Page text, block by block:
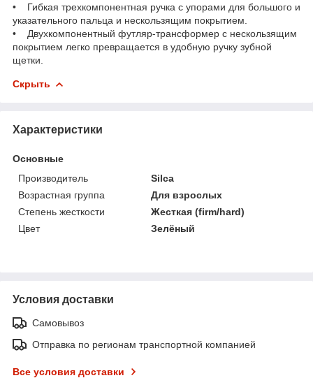
• Гибкая трехкомпонентная ручка с упорами для большого и
указательного пальца и нескользящим покрытием.
• Двухкомпонентный футляр-трансформер с нескользящим
покрытием легко превращается в удобную ручку зубной
щетки.
Скрыть
Характеристики
Основные
Производитель
Silca
Возрастная группа
Для взрослых
Степень жесткости
Жесткая (firm/hard)
Цвет
Зелёный
Условия доставки
Самовывоз
Отправка по регионам транспортной компанией
Все условия доставки